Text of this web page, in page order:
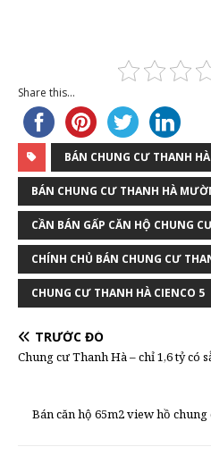
Share this...
BÁN CHUNG CƯ THANH
BÁN CHUNG CƯ THANH HÀ
CẦN BÁN GẤP CĂN HỘ CHUNG
CHÍNH CHỦ BÁN CHUNG CƯ
CHUNG CƯ THANH HÀ CIENCO 5
TRƯỚC ĐÓ
Chung cư Thanh Hà – chỉ 1,6 tỷ có
Bán căn hộ 65m2 view hồ